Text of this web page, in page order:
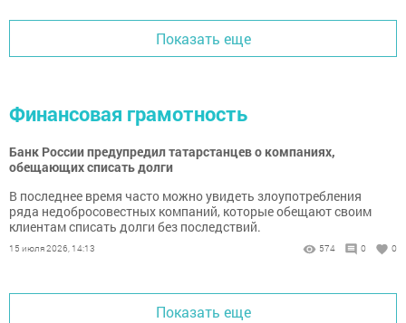
Показать еще
Финансовая грамотность
Банк России предупредил татарстанцев о компаниях,
обещающих списать долги
В последнее время часто можно увидеть злоупотребления
ряда недобросовестных компаний, которые обещают своим
клиентам списать долги без последствий.
15 июля 2026, 14:13 574 0 0
Показать еще